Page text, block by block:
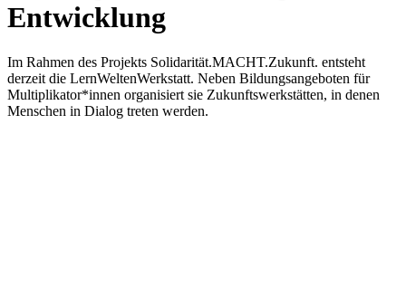
Entwicklung
Im Rahmen des Projekts Solidarität.MACHT.Zukunft. entsteht
derzeit die LernWeltenWerkstatt. Neben Bildungsangeboten für
Multiplikator*innen organisiert sie Zukunftswerkstätten, in denen
Menschen in Dialog treten werden.